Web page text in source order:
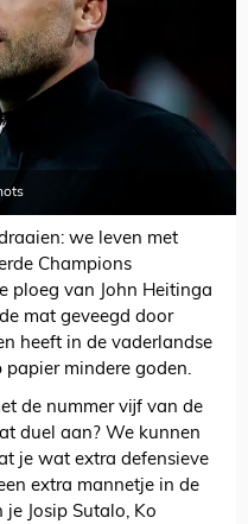
we leven met
Champions
ploeg van John Heitinga
mat geveegd door
heeft in de vaderlandse
mindere goden.
de nummer vijf van de
duel aan? We kunnen
je wat extra defensieve
extra mannetje in de
Josip Sutalo, Ko